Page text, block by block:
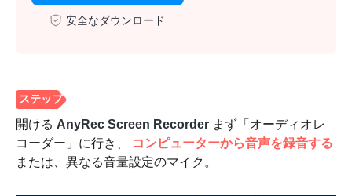
安全なダウンロード
開ける AnyRec Screen Recorder まず「オーディオレ
コーダー」に行き、
コンピューターから音声を録音する
または、異なる音量設定のマイク。